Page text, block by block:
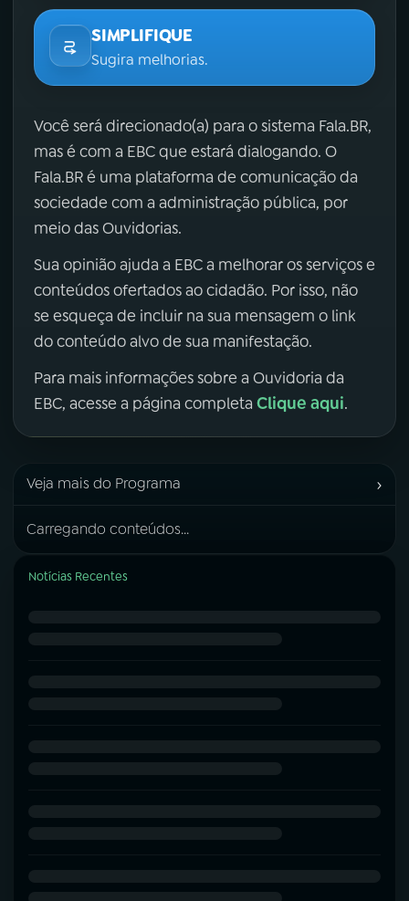
SIMPLIFIQUE
Sugira melhorias.
Você será direcionado(a) para o sistema Fala.BR,
mas é com a EBC que estará dialogando. O
Fala.BR é uma plataforma de comunicação da
sociedade com a administração pública, por
meio das Ouvidorias.
Sua opinião ajuda a EBC a melhorar os serviços e
conteúdos ofertados ao cidadão. Por isso, não
se esqueça de incluir na sua mensagem o link
do conteúdo alvo de sua manifestação.
Para mais informações sobre a Ouvidoria da
EBC, acesse a página completa Clique aqui.
Veja mais do Programa ›
Carregando conteúdos...
Notícias Recentes